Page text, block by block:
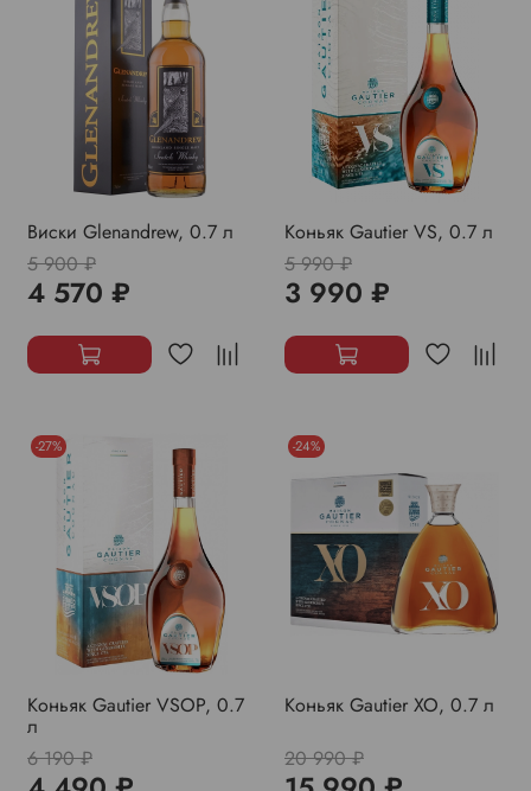
Виски Glenandrew, 0.7 л
5 900 ₽
4 570 ₽
Коньяк Gautier VS, 0.7 л
5 990 ₽
3 990 ₽
-27%
Коньяк Gautier VSOP, 0.7
л
6 190 ₽
-24%
Коньяк Gautier XO, 0.7 л
20 990 ₽